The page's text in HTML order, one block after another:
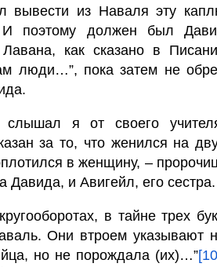
вывести из Наваля эту
поэтому должен был
как сказано в
люди…”, пока затем не
я от своего
за то, что женился на
в женщину, –
Давида, и Авигейл, его сестра.
в тайне трех
но не порождала (их)…”